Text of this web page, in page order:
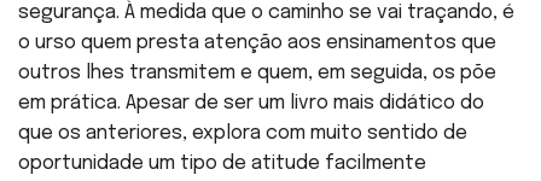
segurança. À medida que o caminho se vai traçando, é
o urso quem presta atenção aos ensinamentos que
outros lhes transmitem e quem, em seguida, os põe
em prática. Apesar de ser um livro mais didático do
que os anteriores, explora com muito sentido de
oportunidade um tipo de atitude facilmente